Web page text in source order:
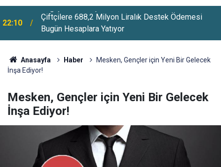
22:10
Çiftçilere 688,2 Milyon Liralık Destek Ödemesi
Bugün Hesaplara Yatıyor
Anasayfa Haber
Mesken, Gençler için Yeni Bir Gelecek
İnşa Ediyor!
Mesken, Gençler için Yeni Bir Gelecek
İnşa Ediyor!